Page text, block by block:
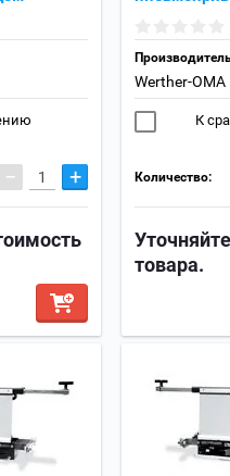
− +
Werther-OMA
К
Количество:
товара.